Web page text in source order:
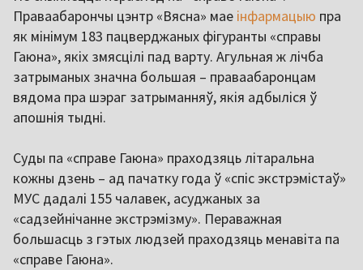
Праваабарончы цэнтр «Вясна» мае інфармацыю пра
як мінімум 183 пацверджаных фігуранты «справы
Гаюна», якіх змясцілі пад варту. Агульная ж лічба
затрыманых значна большая – праваабаронцам
вядома пра шэраг затрыманняў, якія адбыліся ў
апошнія тыдні.
Суды па «справе Гаюна» праходзяць літаральна
кожны дзень – ад пачатку года ў «спіс экстрэмістаў»
МУС дадалі 155 чалавек, асуджаных за
«садзейнічанне экстрэмізму». Пераважная
большасць з гэтых людзей праходзяць менавіта па
«справе Гаюна».